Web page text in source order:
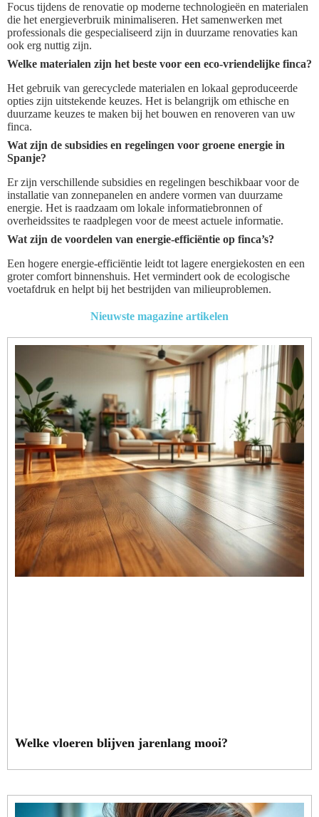
Focus tijdens de renovatie op moderne technologieën en materialen
die het energieverbruik minimaliseren. Het samenwerken met
professionals die gespecialiseerd zijn in duurzame renovaties kan
ook erg nuttig zijn.
Welke materialen zijn het beste voor een eco-vriendelijke finca?
Het gebruik van gerecyclede materialen en lokaal geproduceerde
opties zijn uitstekende keuzes. Het is belangrijk om ethische en
duurzame keuzes te maken bij het bouwen en renoveren van uw
finca.
Wat zijn de subsidies en regelingen voor groene energie in
Spanje?
Er zijn verschillende subsidies en regelingen beschikbaar voor de
installatie van zonnepanelen en andere vormen van duurzame
energie. Het is raadzaam om lokale informatiebronnen of
overheidssites te raadplegen voor de meest actuele informatie.
Wat zijn de voordelen van energie-efficiëntie op finca’s?
Een hogere energie-efficiëntie leidt tot lagere energiekosten en een
groter comfort binnenshuis. Het vermindert ook de ecologische
voetafdruk en helpt bij het bestrijden van milieuproblemen.
Nieuwste magazine artikelen
Welke vloeren blijven jarenlang mooi?